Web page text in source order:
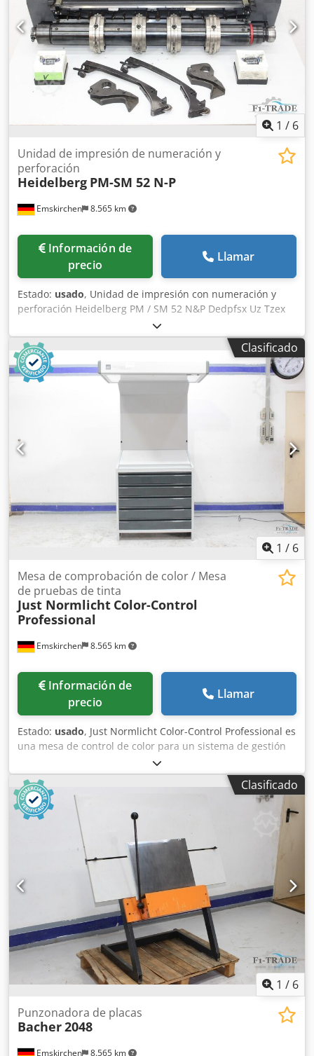
1 / 6
Emskirchen 8.565 km
Unidad de impresión de numeración y
perforación
Heidelberg PM-SM 52 N-P
Información de
precio
Llamar
Estado: usado, Unidad de impresión con numeración y
perforación Heidelberg PM / SM 52 N&P Dedpfsx Uz Tzex
Af Hokr Unidad de impresión con sistema de numeración y
perforación / Imprinting Unit Numbering- & Perforation
Unit Heidelberg PM / SM 52 N&P Año 2001 – Nº Serie:
361748 Unidad de impresión / Imprinting Unit Eje
numerador con 4 anillos de montaje 2 brazos de
perforación 2 numeradores 1 leva izquierda y derecha
Inspección en vídeo online por WhatsApp – MS Zoom –
Telegram En stock en Emskirchen/Núremberg – Disponible
de inmediato – Se puede probar
Clasificado
1 / 6
Emskirchen 8.565 km
Mesa de comprobación de color / Mesa
de pruebas de tinta
Just Normlicht Color-Control
Professional
Información de
precio
Llamar
Estado: usado, Just Normlicht Color-Control Professional es
una mesa de control de color para un sistema de gestión
de color preciso. Mesa de comprobación de color / Ink
Proof Table Just Normlicht Color-Control Professional
Dimensiones de la mesa: 940 x 680 mm 5 cajones (An/L/Al):
90 x 70 x 12 cm Inspección de vídeo online por WhatsApp -
MS Zoom - Telegram Dkedsyuzf Aspfx Af Hsr En stock en
Emskirchen/Núremberg - Disponible de inmediato - Se
puede probar
Clasificado
1 / 6
Emskirchen 8.565 km
Punzonadora de placas
Bacher2048